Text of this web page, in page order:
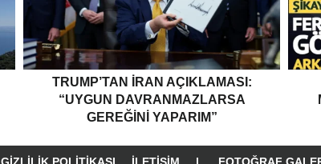
TRUMP’TAN İRAN AÇIKLAMASI:
“UYGUN DAVRANMAZLARSA
GEREĞINI YAPARIM”